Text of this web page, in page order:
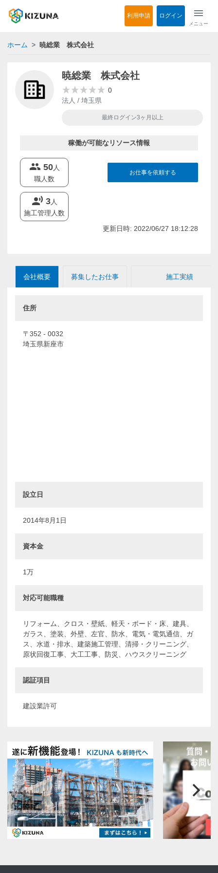
利用申請 ログイン menu
メニュー
ホーム 暁総業 株式会社
暁総業 株式会社
0
法人 / 埼玉県
最終ログイン3ヶ月以上
稼働が可能なリソース情報
groups
50人
職人数
record_voice_over 3人
施工管理人数
お仕事を依頼する
更新日時: 2022/06/27 18:12:28
会社概要 募集したお仕事 施工実績
住所
〒352 - 0032
埼玉県新座市
設立日
2014年8月1日
資本金
1万
対応可能職種
リフォーム、クロス・壁紙、軽天・ボード・床、建具、
ガラス、塗装、外壁、左官、防水、電気・電気通信、ガ
ス、水道・排水、建築施工管理、清掃・クリーニング、
原状回復工事、大工工事、防災、ハウスクリーニング
認証項目
建設業許可